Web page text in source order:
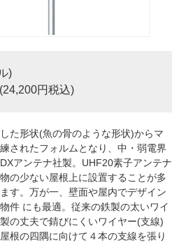
)
円税込)
た形状(魚の骨のような形状)からマ
されたフォルムとなり、中・弱電界
アンテナ社製。UHF20素子アンテナ
の少ない屋根上に設置することが多
す。万が一、壁面や屋内でデザイン
件 にも最適。従来の鉄製の太いワイ
の丈夫で錆びにくいワイヤー(支線)
根の四隅に向けて４本の支線を張り